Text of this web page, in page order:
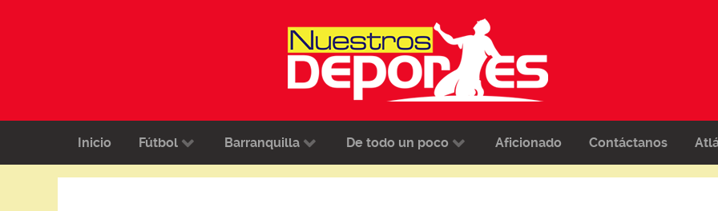
Inicio Fútbol Barranquilla De todo un poco Aficionado Contáctanos